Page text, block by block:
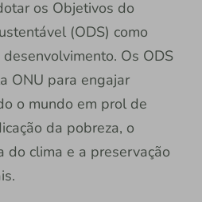
os Objetivos do
(ODS) como
Os ODS
ONU para engajar
o mundo em prol de
da pobreza, o
do clima e a preservação